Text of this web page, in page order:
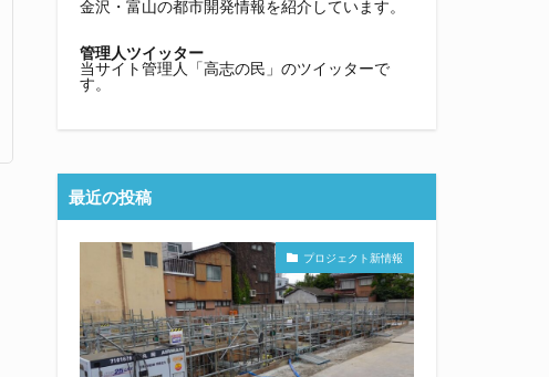
金沢・富山の都市開発情報を紹介しています。
管理人ツイッター
当サイト管理人「高志の民」のツイッターで
す。
最近の投稿
プロジェクト新情報